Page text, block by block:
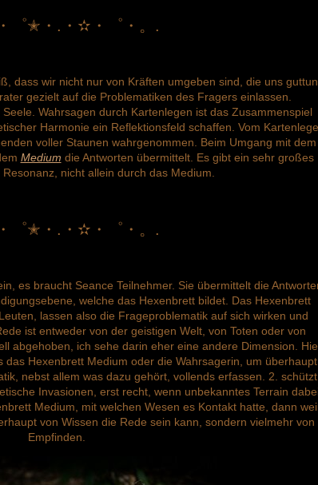
゜✭・.・✫・゜・。.
dass wir nicht nur von Kräften umgeben sind, die uns guttun.
gezielt auf die Problematiken des Fragers einlassen.
Wahrsagen durch Kartenlegen ist das Zusammenspiel
Harmonie ein Reflektionsfeld schaffen. Vom
voller Staunen wahrgenommen. Beim Umgang mit dem
Medium die Antworten übermittelt. Es gibt ein sehr großes
nicht allein durch das Medium.
゜✭・.・✫・゜・。.
es braucht Seance Teilnehmer. Sie übermittelt die
welche das Hexenbrett bildet. Das Hexenbrett
lassen also die Frageproblematik auf sich wirken und
ist entweder von der geistigen Welt, von Toten oder von
abgehoben, ich sehe darin eher eine andere Dimension.
das Hexenbrett Medium oder die Wahrsagerin, um überhaupt
nebst allem was dazu gehört, vollends erfassen. 2. schützt
Invasionen, erst recht, wenn unbekanntes Terrain
Medium, mit welchen Wesen es Kontakt hatte, dann
von Wissen die Rede sein kann, sondern vielmehr von
Empfinden.